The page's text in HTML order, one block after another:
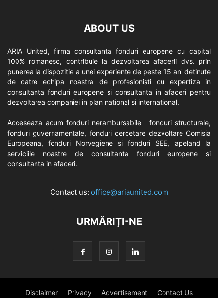
ABOUT US
ARIA United, firma consultanta fonduri europene cu capital
100% romanesc, contribuie la dezvoltarea afacerii dvs. prin
punerea la dispozitie a unei experiente de peste 15 ani detinute
de catre echipa noastra de profesionisti cu expertiza in
consultanta fonduri europene si consultanta in afaceri pentru
dezvoltarea companiei in plan national si international.
Acceseaza acum fonduri nerambursabile : fonduri structurale,
fonduri guvernamentale, fonduri cercetare dezvoltare Comisia
Europeana, fonduri Norvegiene si fonduri SEE, apeland la
serviciile noastre de consultanta fonduri europene si
consultanta in afaceri.
Contact us: office@ariaunited.com
URMĂRIȚI-NE
Disclaimer Privacy Advertisement Contact Us